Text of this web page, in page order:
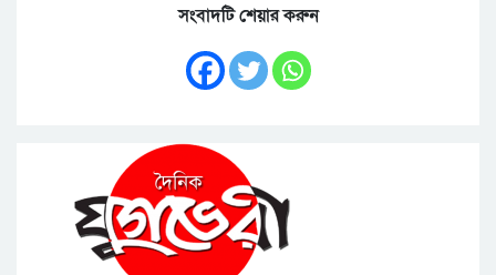
সংবাদটি শেয়ার করুন